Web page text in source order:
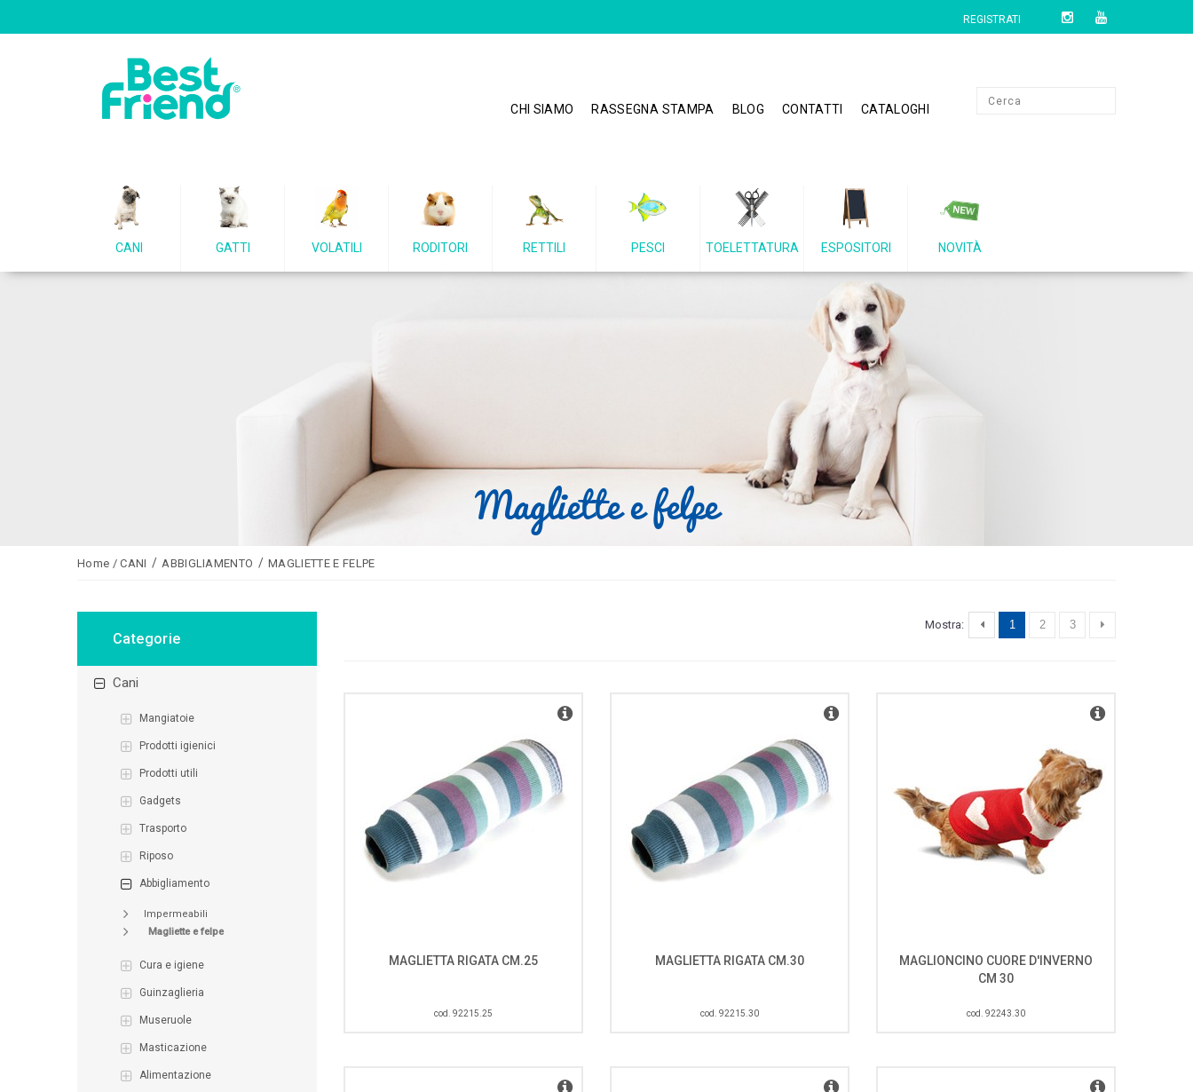
REGISTRATI
CHI SIAMO RASSEGNA STAMPA BLOG CONTATTI CATALOGHI
CANI GATTI VOLATILI RODITORI RETTILI PESCI TOELETTATURA ESPOSITORI NOVITÀ
magliette e felpe
Home / CANI ABBIGLIAMENTO MAGLIETTE E FELPE
Categorie
cani
mangiatoie
prodotti igienici
prodotti utili
gadgets
trasporto
riposo
abbigliamento
impermeabili
magliette e felpe
cura e igiene
guinzaglieria
museruole
masticazione
alimentazione
Mostra: 1 2 3
MAGLIETTA RIGATA CM.25
cod. 92215.25
MAGLIETTA RIGATA CM.30
cod. 92215.30
MAGLIONCINO CUORE D'INVERNO
CM 30
cod. 92243.30